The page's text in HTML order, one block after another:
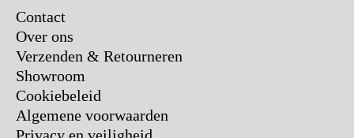
Contact
Over ons
Verzenden & Retourneren
Showroom
Cookiebeleid
Algemene voorwaarden